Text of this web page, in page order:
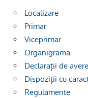
Localizare
Primar
Viceprimar
Organigrama
Declarații de
Dispoziții cu
Regulamente